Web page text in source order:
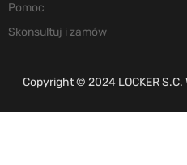
Pomoc
Skonsultuj i zamów
Copyright © 2024 LOCKER